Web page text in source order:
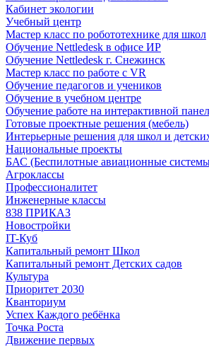
Кабинет экологии
Учебный центр
Мастер класс по робототехнике для школ
Обучение Nettledesk в офисе ИР
Обучение Nettledesk г. Снежинск
Мастер класс по работе с VR
Обучение педагогов и учеников
Обучение в учебном центре
Обучение работе на интерактивной
Готовые проектные решения (мебель)
Интерьерные решения для школ и
Национальные проекты
БАС (Беспилотные авиационные
Агроклассы
Профессионалитет
Инженерные классы
838 ПРИКАЗ
Новостройки
IT-Куб
Капитальный ремонт Школ
Капитальный ремонт Детских садов
Культура
Приоритет 2030
Кванториум
Успех Каждого ребёнка
Точка Роста
Движение первых